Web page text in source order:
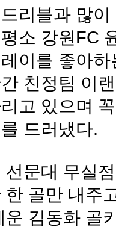
리블과 많
소 강원FC
이를 좋아
친정팀 이
고 있으며
드러냈다.
선문대 무실
한 골만 내주
운 김동화 골